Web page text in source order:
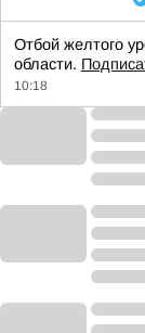
Отбой желтого
области.
10:18